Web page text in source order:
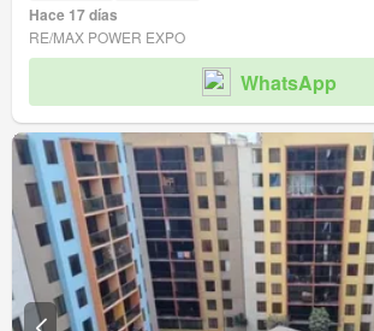
Hace 17 días
RE/MAX POWER EXPO
WhatsApp